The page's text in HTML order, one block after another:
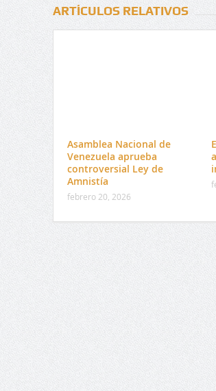
ARTÍCULOS RELATIVOS
Asamblea Nacional de
Venezuela aprueba
controversial Ley de
Amnistía
febrero 20, 2026